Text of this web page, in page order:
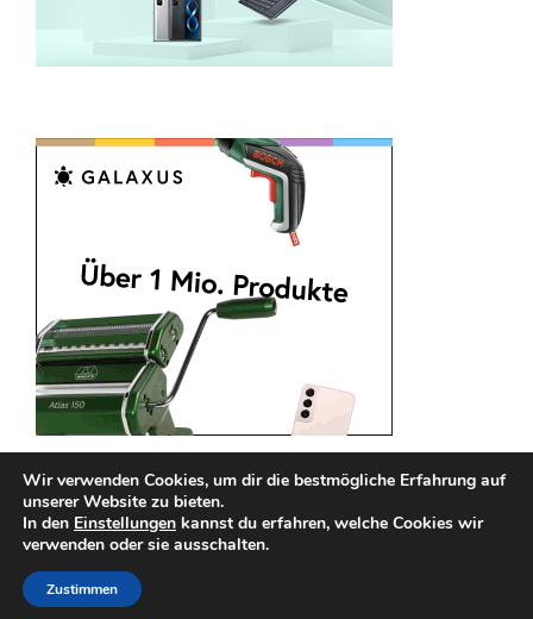
Copyright © 2026
Wir verwenden Cookies, um dir die bestmögliche Erfahrung auf
unserer Website zu bieten.
In den Einstellungen kannst du erfahren, welche Cookies wir
verwenden oder sie ausschalten.
Zustimmen